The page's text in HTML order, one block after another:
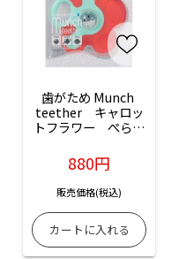
歯がため Munch
teether　キャロッ
トフラワー　ぺらぺ
880円
販売価格(税込)